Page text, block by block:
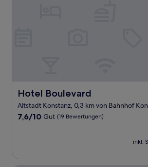
Hotel Boulevard
Hotel Boulevard
Altstadt Konstanz, 0,3 km von Bahnhof
7.6
7,6/10 Gut (19 Bewertungen)
inkl.